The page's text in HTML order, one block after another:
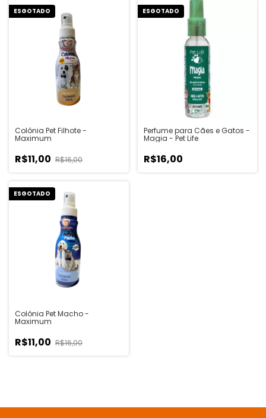
ESGOTADO
Colônia Pet Filhote -
Maximum
R$11,00 R$16,00
ESGOTADO
Perfume para Cães e Gatos -
Magia - Pet Life
R$16,00
ESGOTADO
Colônia Pet Macho -
Maximum
R$11,00 R$16,00